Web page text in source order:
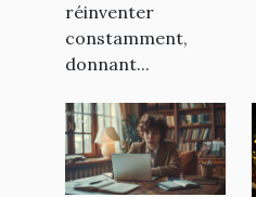
réinventer
constamment,
donnant...